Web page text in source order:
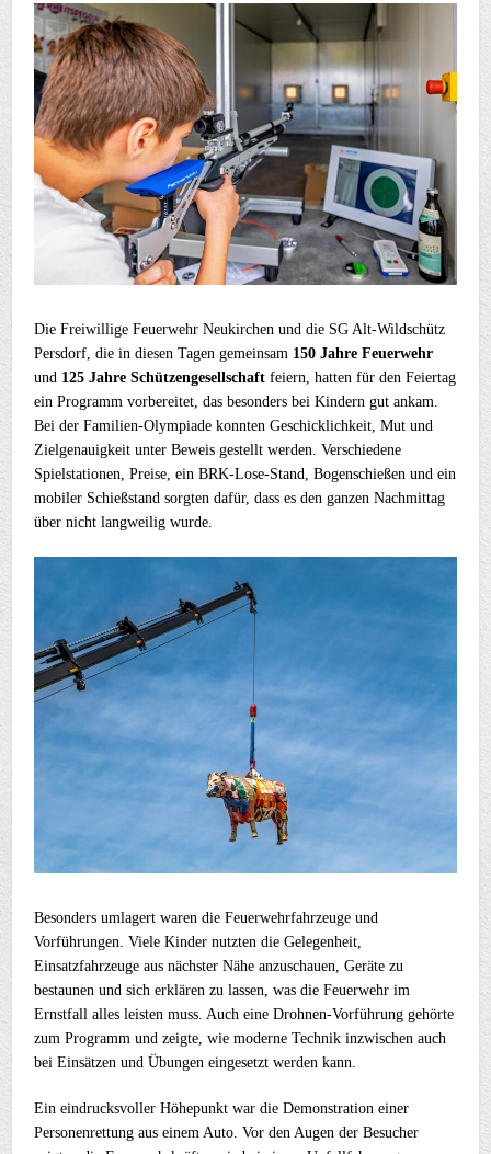
Die Freiwillige Feuerwehr Neukirchen und die SG Alt-Wildschütz
Persdorf, die in diesen Tagen gemeinsam 150 Jahre Feuerwehr
und 125 Jahre Schützengesellschaft feiern, hatten für den Feiertag
ein Programm vorbereitet, das besonders bei Kindern gut ankam.
Bei der Familien-Olympiade konnten Geschicklichkeit, Mut und
Zielgenauigkeit unter Beweis gestellt werden. Verschiedene
Spielstationen, Preise, ein BRK-Lose-Stand, Bogenschießen und ein
mobiler Schießstand sorgten dafür, dass es den ganzen Nachmittag
über nicht langweilig wurde.
Besonders umlagert waren die Feuerwehrfahrzeuge und
Vorführungen. Viele Kinder nutzten die Gelegenheit,
Einsatzfahrzeuge aus nächster Nähe anzuschauen, Geräte zu
bestaunen und sich erklären zu lassen, was die Feuerwehr im
Ernstfall alles leisten muss. Auch eine Drohnen-Vorführung gehörte
zum Programm und zeigte, wie moderne Technik inzwischen auch
bei Einsätzen und Übungen eingesetzt werden kann.
Ein eindrucksvoller Höhepunkt war die Demonstration einer
Personenrettung aus einem Auto. Vor den Augen der Besucher